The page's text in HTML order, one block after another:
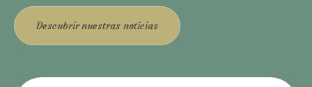
#séjour_bien-être_en_couple, #sophrologie_en_duo,
#massage_en_duo_Aveyron, #gîte_romantique_Aveyron,
#Centrès_Aveyron, #Saisonnée_Centrès
Descubrirnuestras noticias